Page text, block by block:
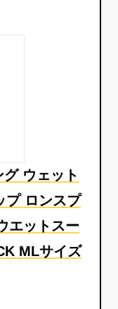
ウェット
プ ロンスプ
エットスー
MLサイズ